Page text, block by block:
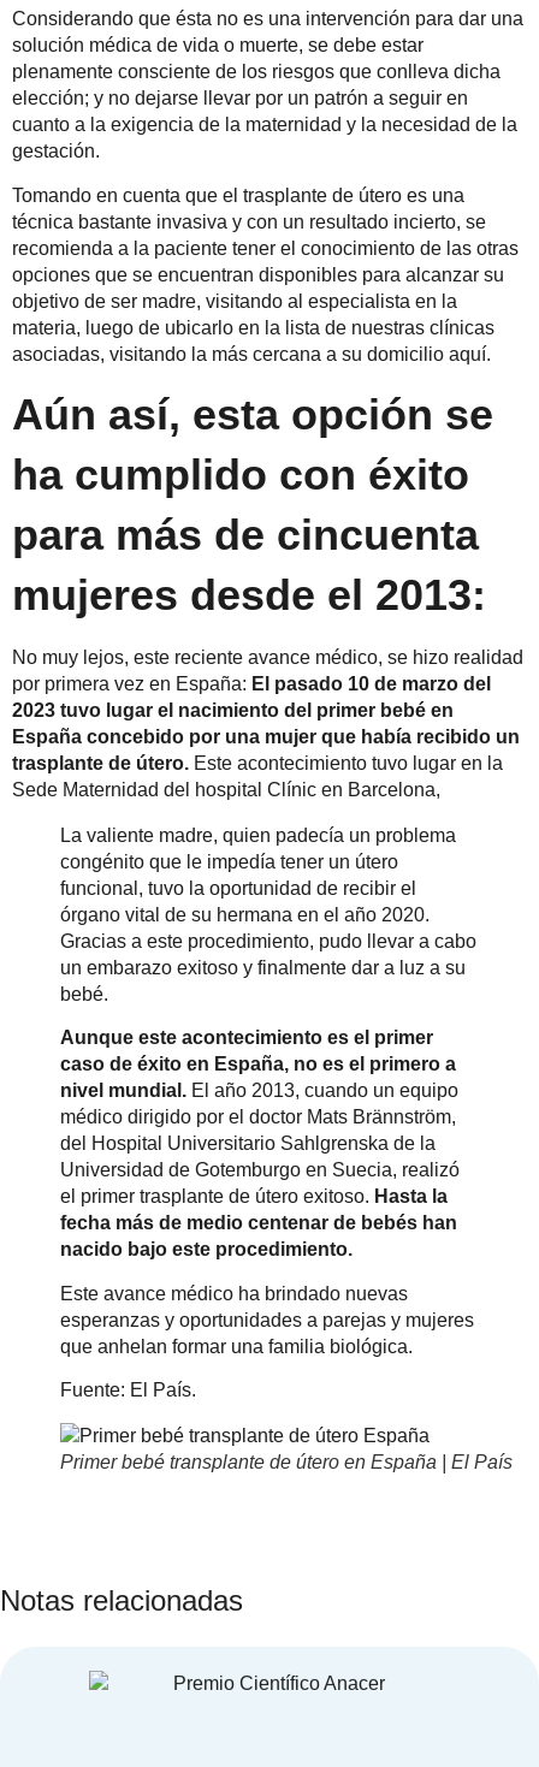
Considerando que ésta no es una intervención para dar una
solución médica de vida o muerte, se debe estar
plenamente consciente de los riesgos que conlleva dicha
elección; y no dejarse llevar por un patrón a seguir en
cuanto a la exigencia de la maternidad y la necesidad de la
gestación.
Tomando en cuenta que el trasplante de útero es una
técnica bastante invasiva y con un resultado incierto, se
recomienda a la paciente tener el conocimiento de las otras
opciones que se encuentran disponibles para alcanzar su
objetivo de ser madre, visitando al especialista en la
materia, luego de ubicarlo en la lista de nuestras clínicas
asociadas, visitando la más cercana a su domicilio aquí.
Aún así, esta opción se
ha cumplido con éxito
para más de cincuenta
mujeres desde el 2013:
No muy lejos, este reciente avance médico, se hizo realidad
por primera vez en España: El pasado 10 de marzo del
2023 tuvo lugar el nacimiento del primer bebé en
España concebido por una mujer que había recibido un
trasplante de útero. Este acontecimiento tuvo lugar en la
Sede Maternidad del hospital Clínic en Barcelona,
La valiente madre, quien padecía un problema
congénito que le impedía tener un útero
funcional, tuvo la oportunidad de recibir el
órgano vital de su hermana en el año 2020.
Gracias a este procedimiento, pudo llevar a cabo
un embarazo exitoso y finalmente dar a luz a su
bebé.
Aunque este acontecimiento es el primer
caso de éxito en España, no es el primero a
nivel mundial. El año 2013, cuando un equipo
médico dirigido por el doctor Mats Brännström,
del Hospital Universitario Sahlgrenska de la
Universidad de Gotemburgo en Suecia, realizó
el primer trasplante de útero exitoso. Hasta la
fecha más de medio centenar de bebés han
nacido bajo este procedimiento.
Este avance médico ha brindado nuevas
esperanzas y oportunidades a parejas y mujeres
que anhelan formar una familia biológica.
Fuente: El País.
Primer bebé transplante de útero en España | El País
Notas relacionadas